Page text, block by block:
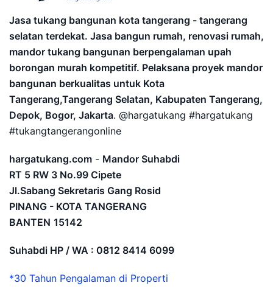
Jasa tukang bangunan kota tangerang - tangerang
selatan terdekat. Jasa bangun rumah, renovasi rumah,
mandor tukang bangunan berpengalaman upah
borongan murah kompetitif. Pelaksana proyek mandor
bangunan berkualitas untuk Kota
Tangerang,Tangerang Selatan, Kabupaten Tangerang,
Depok, Bogor, Jakarta. @hargatukang #hargatukang
#tukangtangerangonline
hargatukang.com - Mandor Suhabdi
RT 5 RW 3 No.99 Cipete
Jl.Sabang Sekretaris Gang Rosid
PINANG - KOTA TANGERANG
BANTEN 15142
Suhabdi HP / WA : 0812 8414 6099
*30 Tahun Pengalaman di Properti